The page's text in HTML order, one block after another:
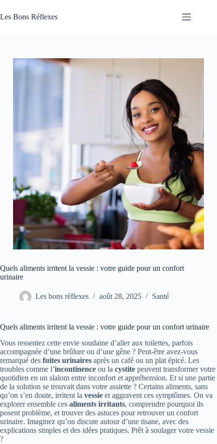
au
contenu
Les Bons Réflexes
Quels aliments irritent la vessie : votre guide pour un confort
urinaire
Les bons réflexes août 28, 2025 Santé
Quels aliments irritent la vessie : votre guide pour un confort urinaire
Vous ressentez cette envie soudaine d’aller aux toilettes, parfois
accompagnée d’une brûlure ou d’une gêne ? Peut-être avez-vous
remarqué des fuites urinaires après un café ou un plat épicé. Les
troubles comme l’incontinence ou la cystite peuvent transformer votre
quotidien en un slalom entre inconfort et appréhension. Et si une partie
de la solution se trouvait dans votre assiette ? Certains aliments, sans
qu’on s’en doute, irritent la vessie et aggravent ces symptômes. On va
explorer ensemble ces aliments irritants, comprendre pourquoi ils
posent problème, et trouver des astuces pour retrouver un confort
urinaire. Imaginez qu’on discute autour d’une tisane, avec des
explications simples et des idées pratiques. Prêt à soulager votre vessie
?